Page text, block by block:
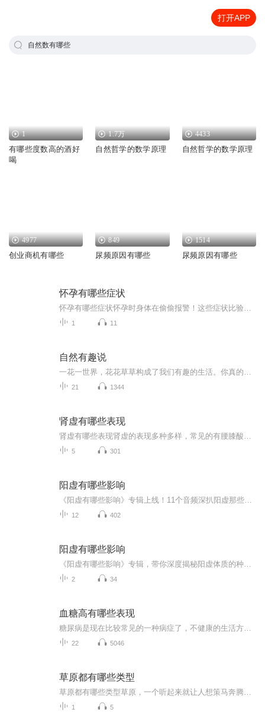
打开APP
自然数有哪些
1
有哪些度数高的酒好
喝
1.7万
自然哲学的数学原理
4433
自然哲学的数学原理
4977
创业商机有哪些
849
尿频原因有哪些
1514
尿频原因有哪些
怀孕有哪些症状
1 11
自然有趣说
21 1344
肾虚有哪些表现
5 301
阳虚有哪些影响
12 402
阳虚有哪些影响
2 34
血糖高有哪些表现
22 5046
草原都有哪些类型
1 5